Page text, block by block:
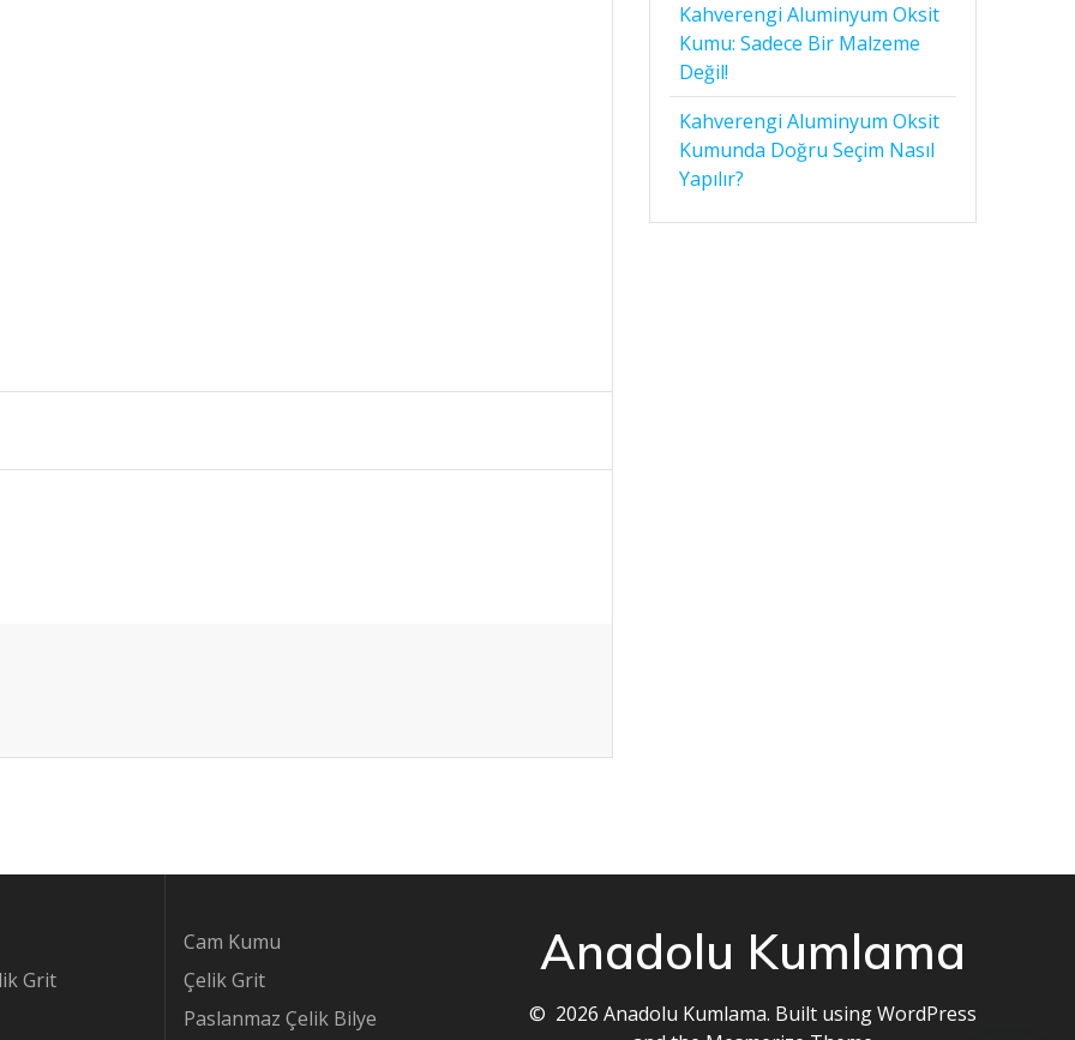
Kahverengi Aluminyum Oksit
Kumu: Sadece Bir Malzeme
Değil!
Kahverengi Aluminyum Oksit
Kumunda Doğru Seçim Nasıl
Yapılır?
Grit
Cam Kumu
Çelik Grit
Paslanmaz Çelik Bilye
Anadolu Kumlama
© 2026 Anadolu Kumlama. Built using WordPress